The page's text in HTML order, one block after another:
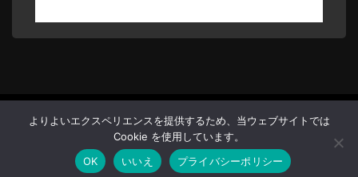
Copyright (C) Anthnet. All Rights Reserved.
Back To Top
よりよいエクスペリエンスを提供するため、当ウェブサイトでは
Cookie を使用しています。
OK
いいえ プライバシーポリシー